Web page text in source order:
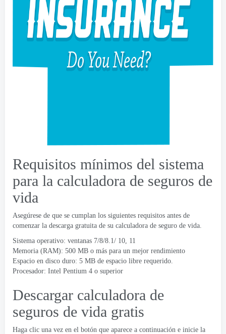
Requisitos mínimos del sistema
para la calculadora de seguros de
vida
Asegúrese de que se cumplan los siguientes requisitos antes de
comenzar la descarga gratuita de su calculadora de seguro de vida.
Sistema operativo: ventanas 7/8/8.1/ 10, 11
Memoria (RAM): 500 MB o más para un mejor rendimiento
Espacio en disco duro: 5 MB de espacio libre requerido.
Procesador: Intel Pentium 4 o superior
Descargar calculadora de
seguros de vida gratis
Haga clic una vez en el botón que aparece a continuación e inicie la